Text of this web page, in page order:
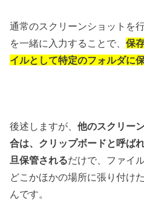
通常のスクリーンショットを
を一緒に入力することで、保
イルとして特定のフォルダに
後述しますが、他のスクリー
合は、クリップボードと呼ば
旦保管されるだけで、ファイ
どこかほかの場所に張り付け
んです。